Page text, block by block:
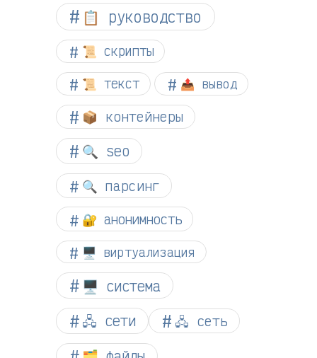
📋 руководство
📜 скрипты
📜 текст 📤 вывод
📦 контейнеры
🔍 seo
🔍 парсинг
🔐 анонимность
🖥️ виртуализация
🖥️ система
🖧 сети
🖧 сеть